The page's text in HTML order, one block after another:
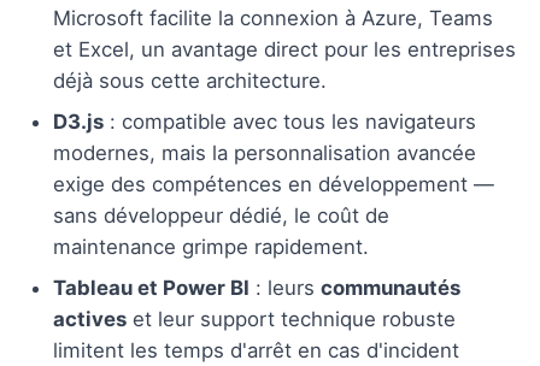
Microsoft facilite la connexion à Azure, Teams
et Excel, un avantage direct pour les entreprises
déjà sous cette architecture.
D3.js : compatible avec tous les navigateurs
modernes, mais la personnalisation avancée
exige des compétences en développement —
sans développeur dédié, le coût de
maintenance grimpe rapidement.
Tableau et Power BI : leurs communautés
actives et leur support technique robuste
limitent les temps d'arrêt en cas d'incident